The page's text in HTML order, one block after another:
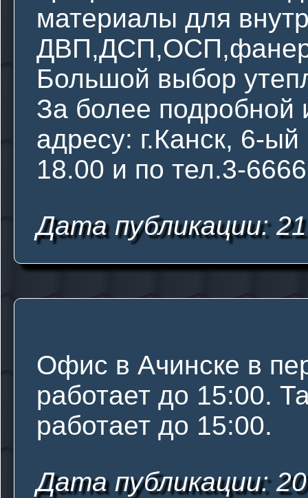
материалы для
Большой выбор
За более
адресу: г.Канск, 6-
18.00 и по тел.3-
Дата публикации:
Офис в Ачинске в
работает до 15:00.
работает до 15:00.
Дата публикации: